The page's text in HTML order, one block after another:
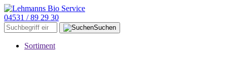
04531 / 89 29 30
Suchen
Sortiment